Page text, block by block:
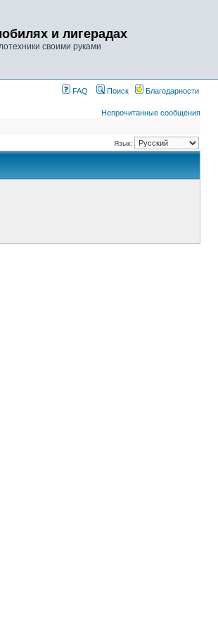
и лигерадах
своими руками
FAQ Поиск Благодарности
Непрочитанные сообщения
Язык: